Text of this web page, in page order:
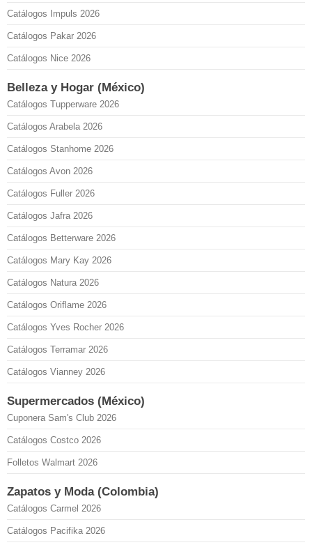
Catálogos Impuls 2026
Catálogos Pakar 2026
Catálogos Nice 2026
Belleza y Hogar (México)
Catálogos Tupperware 2026
Catálogos Arabela 2026
Catálogos Stanhome 2026
Catálogos Avon 2026
Catálogos Fuller 2026
Catálogos Jafra 2026
Catálogos Betterware 2026
Catálogos Mary Kay 2026
Catálogos Natura 2026
Catálogos Oriflame 2026
Catálogos Yves Rocher 2026
Catálogos Terramar 2026
Catálogos Vianney 2026
Supermercados (México)
Cuponera Sam's Club 2026
Catálogos Costco 2026
Folletos Walmart 2026
Zapatos y Moda (Colombia)
Catálogos Carmel 2026
Catálogos Pacifika 2026